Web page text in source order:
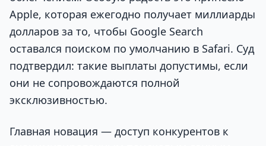
Apple, которая ежегодно получает миллиарды
долларов за то, чтобы Google Search
оставался поиском по умолчанию в Safari. Суд
подтвердил: такие выплаты допустимы, если
они не сопровождаются полной
эксклюзивностью.
Главная новация — доступ конкурентов к